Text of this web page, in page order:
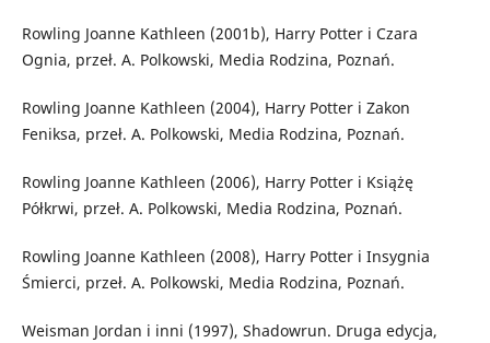
Rowling Joanne Kathleen (2001b), Harry Potter i Czara
Ognia, przeł. A. Polkowski, Media Rodzina, Poznań.
Rowling Joanne Kathleen (2004), Harry Potter i Zakon
Feniksa, przeł. A. Polkowski, Media Rodzina, Poznań.
Rowling Joanne Kathleen (2006), Harry Potter i Książę
Półkrwi, przeł. A. Polkowski, Media Rodzina, Poznań.
Rowling Joanne Kathleen (2008), Harry Potter i Insygnia
Śmierci, przeł. A. Polkowski, Media Rodzina, Poznań.
Weisman Jordan i inni (1997), Shadowrun. Druga edycja,